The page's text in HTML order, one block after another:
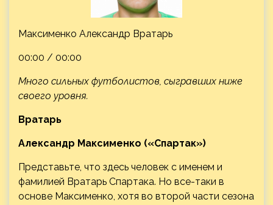
Максименко Александр Вратарь
00:00 / 00:00
Много сильных футболистов, сыгравших ниже
своего уровня.
Вратарь
Александр Максименко («Спартак»)
Представьте, что здесь человек с именем и
фамилией Вратарь Спартака. Но все-таки в
основе Максименко, хотя во второй части сезона